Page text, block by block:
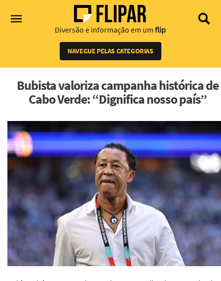
Diversão e informação em um flip
NAVEGUE PELAS CATEGORIAS
Bubista valoriza campanha histórica de
Cabo Verde: “Dignifica nosso país”